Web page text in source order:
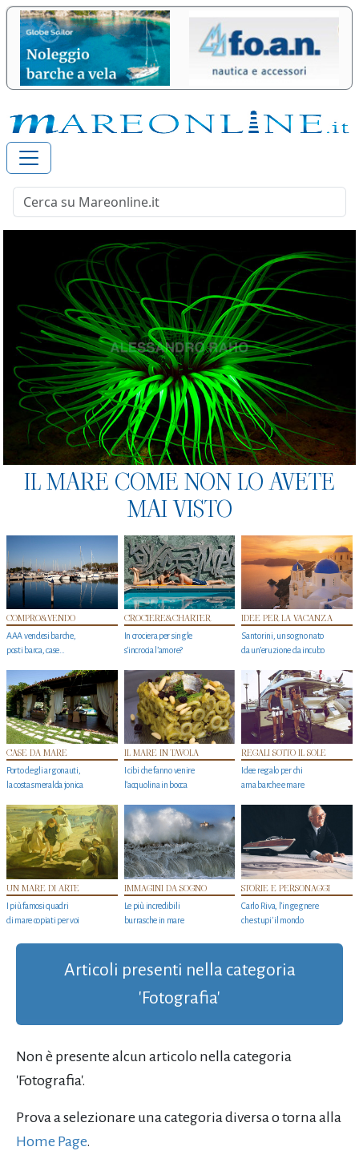
IL MARE COME NON LO AVETE
MAI VISTO
COMPRO&VENDO
AAA vendesi barche,
posti barca, case…
CROCIERE&CHARTER
In crociera per single
s'incrocia l’amore?
IDEE PER LA VACANZA
Santorini, un sogno nato
da un’eruzione da incubo
CASE DA MARE
Porto degli argonauti,
la costa smeralda jonica
IL MARE IN TAVOLA
I cibi che fanno venire
l’acquolina in bocca
REGALI SOTTO IL SOLE
Idee regalo per chi
ama barche e mare
UN MARE DI ARTE
I più famosi quadri
di mare copiati per voi
IMMAGINI DA SOGNO
Le più incredibili
burrasche in mare
STORIE E PERSONAGGI
Carlo Riva, l’ingegnere
che stupi' il mondo
Articoli presenti nella categoria
'Fotografia'
Non è presente alcun articolo nella categoria
'Fotografia'.
Prova a selezionare una categoria diversa o torna alla
Home Page.